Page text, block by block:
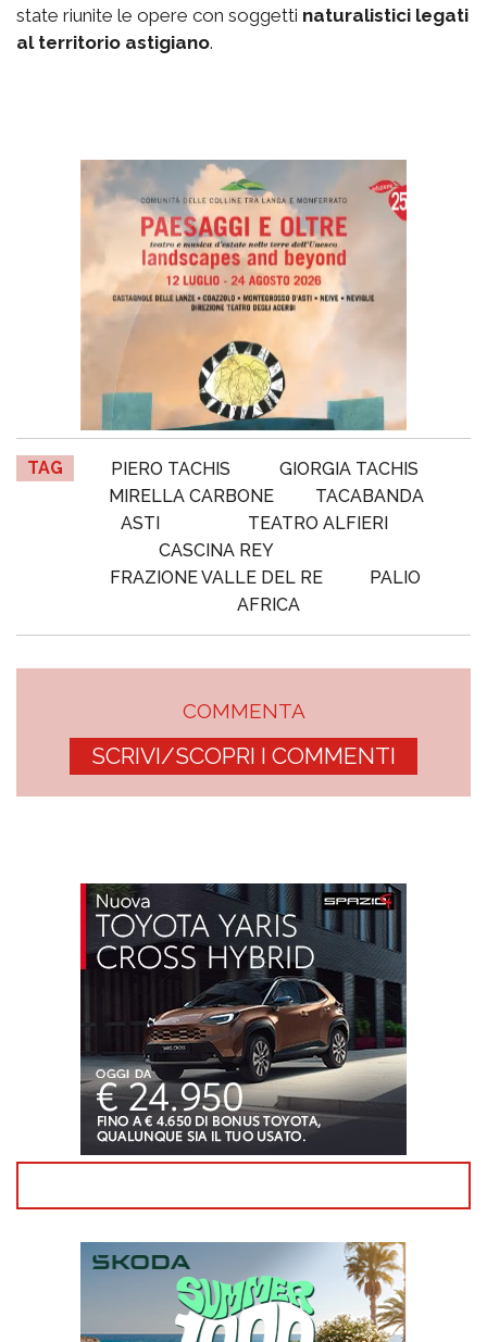
state riunite le opere con soggetti naturalistici legati
al territorio astigiano.
TAG PIERO TACHIS
GIORGIA TACHIS
MIRELLA CARBONE
TACABANDA
ASTI
TEATRO ALFIERI
CASCINA REY
FRAZIONE VALLE DEL RE
PALIO
AFRICA
COMMENTA
SCRIVI/SCOPRI I COMMENTI